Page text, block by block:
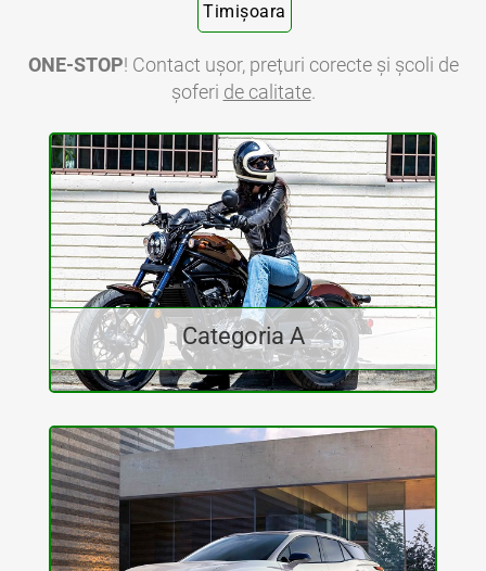
Timișoara
ONE-STOP! Contact ușor, prețuri corecte și școli de
șoferi de calitate.
Categoria A